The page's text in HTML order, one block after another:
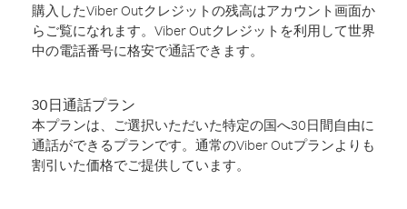
購入したViber Outクレジットの残高はアカウント画面か
らご覧になれます。Viber Outクレジットを利用して世界
中の電話番号に格安で通話できます。
30日通話プラン
本プランは、ご選択いただいた特定の国へ30日間自由に
通話ができるプランです。通常のViber Outプランよりも
割引いた価格でご提供しています。